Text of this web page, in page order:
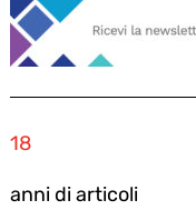
18
anni di articoli